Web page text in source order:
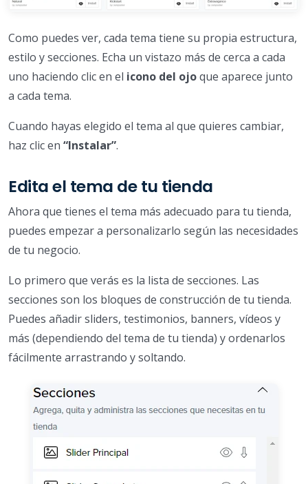
Como puedes ver, cada tema tiene su propia estructura,
estilo y secciones. Echa un vistazo más de cerca a cada
uno haciendo clic en el icono del ojoque aparece junto
a cada tema.
Cuando hayas elegido el tema al que quieres cambiar,
haz clic en “Instalar”.
Edita el tema de tu tienda
Ahora que tienes el tema más adecuado para tu tienda,
puedes empezar a personalizarlo según las necesidades
de tu negocio.
Lo primero que verás es la lista de secciones. Las
secciones son los bloques de construcción de tu tienda.
Puedes añadir sliders, testimonios, banners, vídeos y
más (dependiendo del tema de tu tienda) y ordenarlos
fácilmente arrastrando y soltando.